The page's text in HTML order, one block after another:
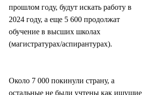
прошлом году, будут искать работу в
2024 году, а еще 5 600 продолжат
обучение в высших школах
(магистратурах/аспирантурах).
Около 7 000 покинули страну, а
остальные не были учтены как ищущие